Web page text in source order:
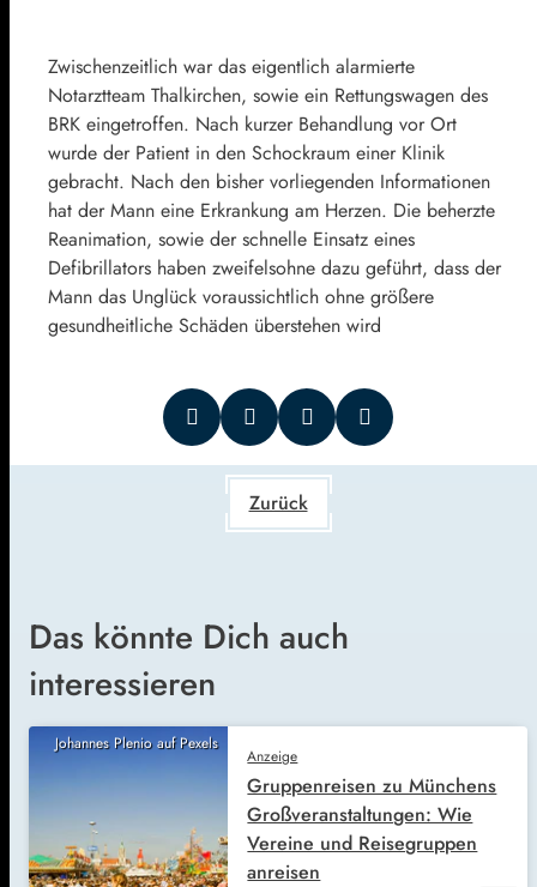
Zwischenzeitlich war das eigentlich alarmierte
Notarztteam Thalkirchen, sowie ein Rettungswagen des
BRK eingetroffen. Nach kurzer Behandlung vor Ort
wurde der Patient in den Schockraum einer Klinik
gebracht. Nach den bisher vorliegenden Informationen
hat der Mann eine Erkrankung am Herzen. Die beherzte
Reanimation, sowie der schnelle Einsatz eines
Defibrillators haben zweifelsohne dazu geführt, dass der
Mann das Unglück voraussichtlich ohne größere
gesundheitliche Schäden überstehen wird
Zurück
Das könnte Dich auch
interessieren
Johannes Plenio auf Pexels
Anzeige
Gruppenreisen zu Münchens
Großveranstaltungen: Wie
Vereine und Reisegruppen
anreisen